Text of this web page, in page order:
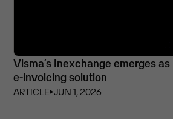
Visma’s Inexchange emerges
e-invoicing solution
ARTICLE⏵JUN 1, 2026